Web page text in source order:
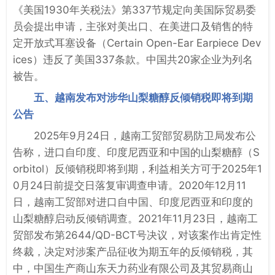
《美国1930年关税法》第337节规定向美国际贸易委
员会提出申请，主张对美出口、在美进口及销售的特
定开放式耳塞设备（Certain Open-Ear Earpiece Dev
ices）违反了美国337条款。中国共20家企业为列名
被告。
五、越南发布对涉华山梨糖醇反倾销税即将到期
公告
2025年9月24日，越南工贸部贸易防卫局发布公
告称，进口自印度、印度尼西亚和中国的山梨糖醇（S
orbitol）反倾销税即将到期，利益相关方可于2025年1
0月24日前提交日落复审调查申请。2020年12月11
日，越南工贸部对进口自中国、印度尼西亚和印度的
山梨糖醇启动反倾销调查。2021年11月23日，越南工
贸部发布第2644/QD-BCT号决议，对该案作出肯定性
终裁，决定对涉案产品征收为期五年的反倾销税，其
中，中国生产商山东天力药业有限公司及其贸易商山